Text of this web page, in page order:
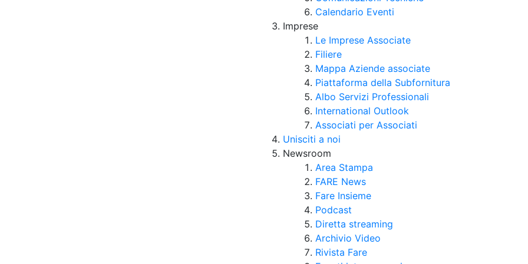
Calendario Eventi
Imprese
Le Imprese Associate
Filiere
Mappa Aziende associate
Piattaforma della Subfornitura
Albo Servizi Professionali
International Outlook
Associati per Associati
Unisciti a noi
Newsroom
Area Stampa
FARE News
Fare Insieme
Podcast
Diretta streaming
Archivio Video
Rivista Fare